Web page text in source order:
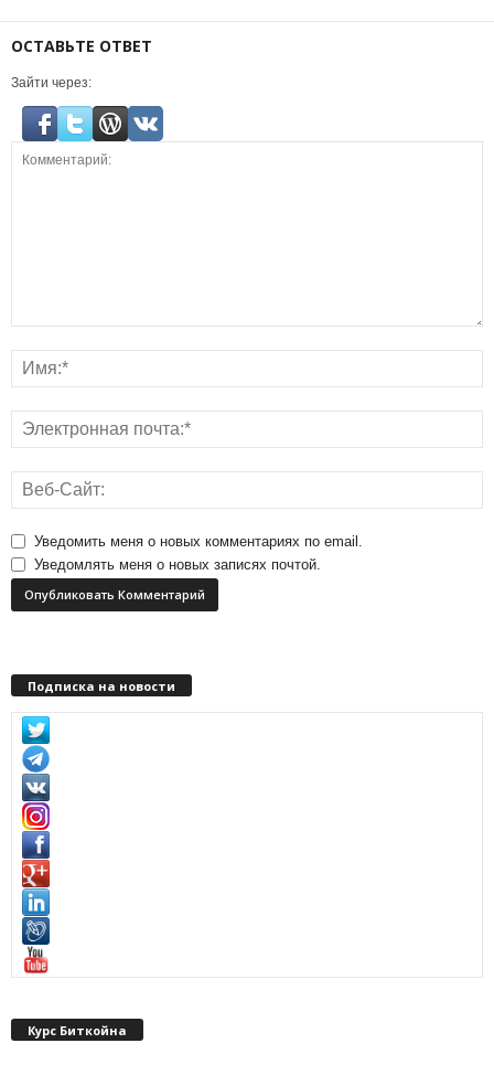
ОСТАВЬТЕ ОТВЕТ
Зайти через:
Уведомить меня о новых комментариях по email.
Уведомлять меня о новых записях почтой.
Подписка на новости
Курс Биткойна